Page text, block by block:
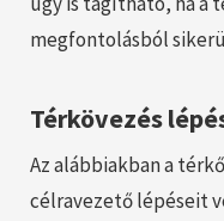
megfontolásból
Térkövezés
Az alábbiakban a
célravezető lépéseit